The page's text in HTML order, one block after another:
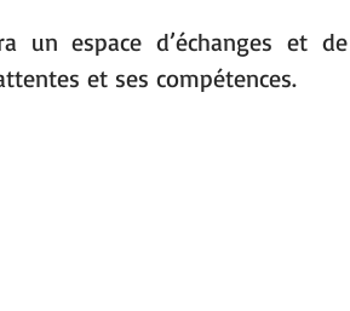
un espace d’échanges et
et ses compétences.